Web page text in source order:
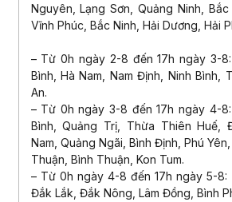
Nguyên, Lạng Sơn, Quảng Ninh, Bắc
Vĩnh Phúc, Bắc Ninh, Hải Dương, Hải
– Từ 0h ngày 2-8 đến 17h ngày 3-
Bình, Hà Nam, Nam Định, Ninh Bình,
An.
– Từ 0h ngày 3-8 đến 17h ngày 4-
Bình, Quảng Trị, Thừa Thiên Huế,
Nam, Quảng Ngãi, Bình Định, Phú
Thuận, Bình Thuận, Kon Tum.
– Từ 0h ngày 4-8 đến 17h ngày 5-8:
Đắk Lắk, Đắk Nông, Lâm Đồng, Bình